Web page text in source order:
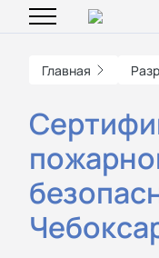
Главная